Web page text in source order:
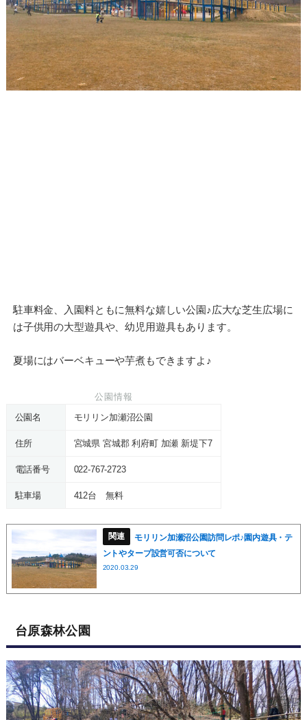
駐車料金、入園料ともに無料な嬉しい公園♪広大な芝生広場に
は子供用の大型遊具や、幼児用遊具もあります。
夏場にはバーベキューや芋煮もできますよ♪
公園情報
公園名
モリリン加瀬沼公園
住所 宮城県 宮城郡 利府町 加瀬 新堤下7
電話番号 022-767-2723
駐車場 412台 無料
モリリン加瀬沼公園訪問レポ♪園内遊具・テ
ントやタープ設営可否について
2020.03.29
台原森林公園